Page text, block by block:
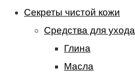
Секреты чистой кожи
Средства для ухода
Глина
Масла